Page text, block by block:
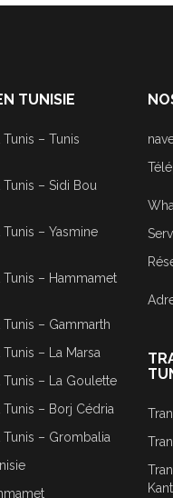
TUNISIE
– Tunis
– Sidi Bou
– Yasmine
– Hammamet
– Gammarth
– La Marsa
– La Goulette
– Borj Cédria
– Grombalia